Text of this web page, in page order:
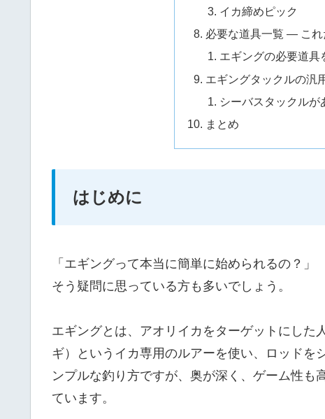
イカ締めピック
必要な道具一覧 ― これ
エギングの必要道具
エギングタックルの汎
シーバスタックルが
まとめ
はじめに
「エギングって本当に簡単に始められるの？」
そう疑問に思っている方も多いでしょう。
エギングとは、アオリイカをターゲットにした
ギ）というイカ専用のルアーを使い、ロッドを
ンプルな釣り方ですが、奥が深く、ゲーム性
ています。